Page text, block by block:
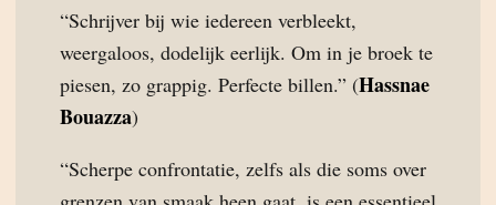
“Schrijver bij wie iedereen verbleekt,
weergaloos, dodelijk eerlijk. Om in je broek te
piesen, zo grappig. Perfecte billen.” (Hassnae
Bouazza)
“Scherpe confrontatie, zelfs als die soms over